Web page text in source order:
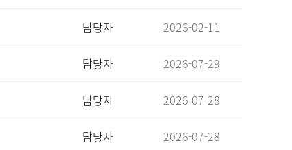
담당자 2026-02-11
담당자 2026-07-29
담당자 2026-07-28
담당자 2026-07-28